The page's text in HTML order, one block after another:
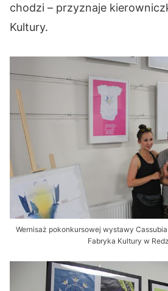
chodzi – przyznaje
Kultury.
Wernisaż pokonkursowej wystawy
Fabryka Kultury w